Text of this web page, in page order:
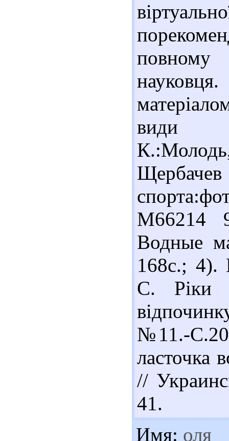
повному
види
М66214
Водные
168с.; 4).
С. Ріки
№11.-
ласточка
//
41.
Имя: оля